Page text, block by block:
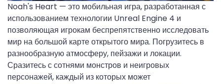
Noah's Heart — это мобильная игра, разработанная с
использованием технологии Unreal Engine 4 и
позволяющая игрокам беспрепятственно исследовать
мир на большой карте открытого мира. Погрузитесь в
разнообразную атмосферу, пейзажи и локации.
Сразитесь с сотнями монстров и неигровых
персонажей, каждый из которых может